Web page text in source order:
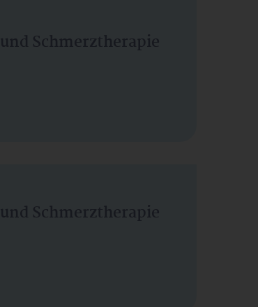
Schmerztherapie
Schmerztherapie